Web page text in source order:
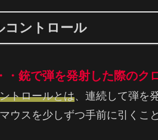
コントロール
・銃で弾を発射した際のク
トロールとは、連続して弾を
ウスを少しずつ手前に引くこ